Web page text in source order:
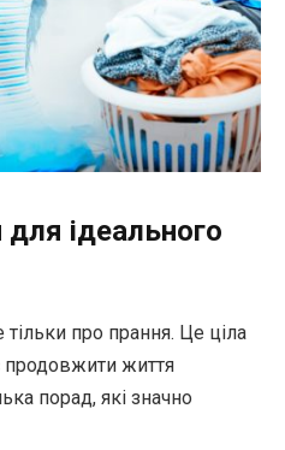
ідеального
про прання. Це ціла
продовжити життя
порад, які значно